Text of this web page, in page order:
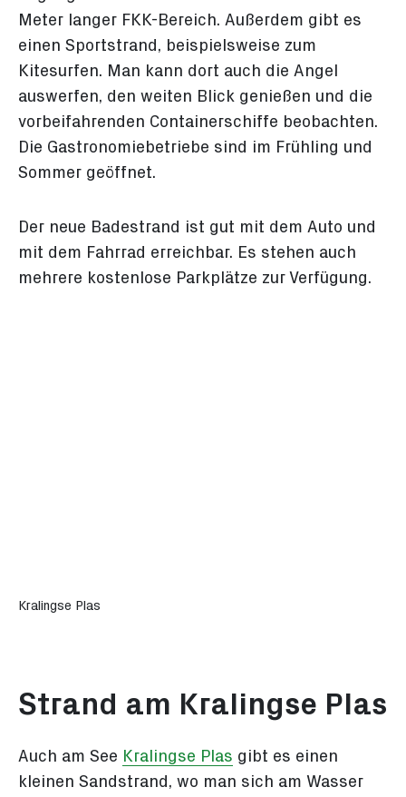
Meter langer FKK-Bereich. Außerdem gibt es
einen Sportstrand, beispielsweise zum
Kitesurfen. Man kann dort auch die Angel
auswerfen, den weiten Blick genießen und die
vorbeifahrenden Containerschiffe beobachten.
Die Gastronomiebetriebe sind im Frühling und
Sommer geöffnet.
Der neue Badestrand ist gut mit dem Auto und
mit dem Fahrrad erreichbar. Es stehen auch
mehrere kostenlose Parkplätze zur Verfügung.
Kralingse Plas
Strand am Kralingse Plas
Auch am See Kralingse Plas gibt es einen
kleinen Sandstrand, wo man sich am Wasser